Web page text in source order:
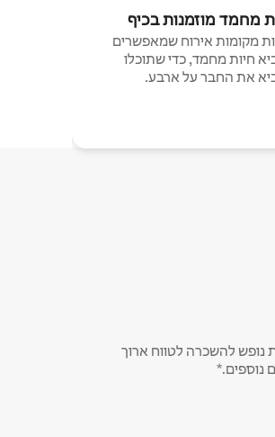
מחמד מוזמנות בכיף
מקומות אירוח שמאפשרים
חיות מחמד, כדי שתוכלו
את החבר על ארבע.
נופש להשכרה לטווח ארוך
נוספים.*